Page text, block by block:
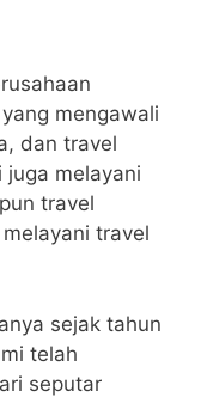
mengawali
dan travel
juga melayani
travel
travel
sejak tahun
telah
seputar